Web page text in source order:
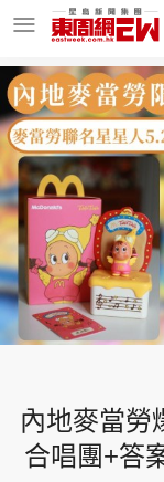
明星
東周
東周
玄學
內地麥當勞
合唱團+答